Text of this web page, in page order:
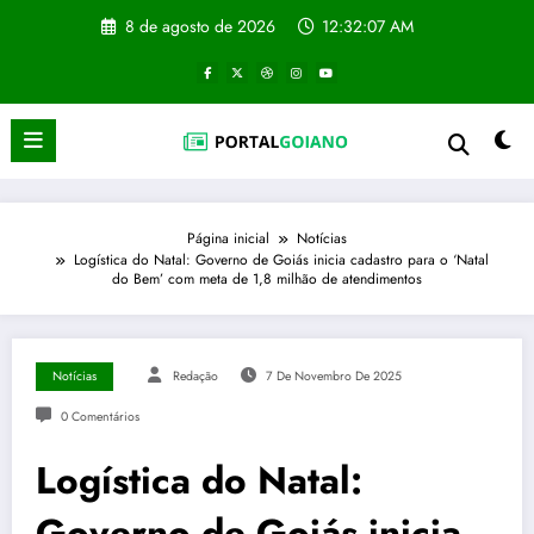
8 de agosto de 2026 12:32:08 AM
Página inicial
Notícias
Logística do Natal: Governo de Goiás inicia cadastro para o ‘Natal
do Bem’ com meta de 1,8 milhão de atendimentos
Notícias Redação 7 De Novembro De 2025
0 Comentários
Logística do Natal: